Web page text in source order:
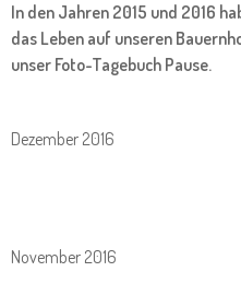
In den Jahren 2015 und 2016
das Leben auf unseren
unser Foto-Tagebuch Pause.
Dezember 2016
November 2016